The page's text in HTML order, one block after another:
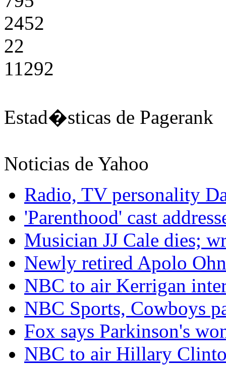
2452
22
11292
Estad�sticas de Pagerank
Noticias de Yahoo
Radio, TV personality
'Parenthood' cast
Musician JJ Cale dies;
Newly retired Apolo
NBC to air Kerrigan
NBC Sports, Cowboys
Fox says Parkinson's
NBC to air Hillary